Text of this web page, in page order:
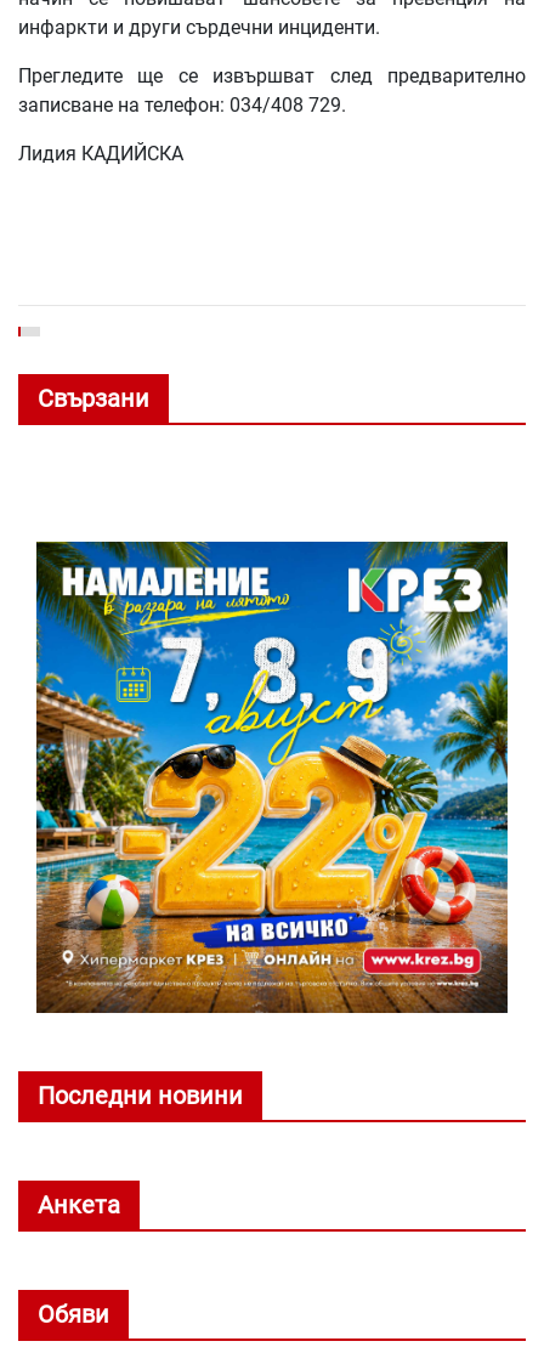
инфаркти и други сърдечни инциденти.
Прегледите ще се извършват след предварително
записване на телефон: 034/408 729.
Лидия КАДИЙСКА
Свързани
Последни новини
Анкета
Обяви